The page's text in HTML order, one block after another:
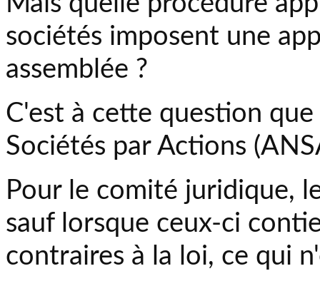
sociétés imposent une
assemblée ?
C'est à cette question
Sociétés par Actions
Pour le comité juridique,
sauf lorsque ceux-ci
contraires à la loi, ce qui